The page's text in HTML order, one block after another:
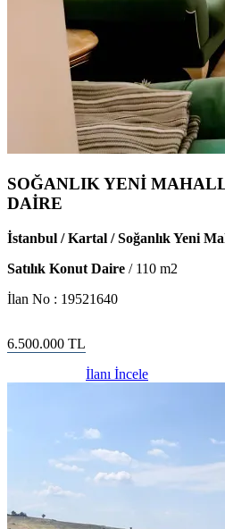
SOĞANLIK YENİ
DAİRE
İstanbul / Kartal / Soğanlık Yeni
Satılık Konut Daire / 110 m2
İlan No : 19521640
6.500.000 TL
İlanı İncele